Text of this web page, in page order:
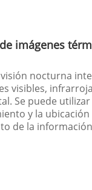
imágenes
visión nocturna
visibles,
Se puede
y la
de la